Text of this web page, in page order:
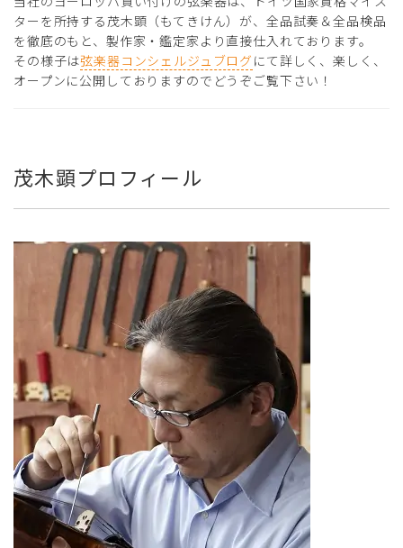
ターを所持する茂木顕（もてきけん）が、全品試奏＆全品検品
を徹底のもと、製作家・鑑定家より直接仕入れております。
その様子は弦楽器コンシェルジュブログ にて詳しく、楽しく、
オープンに公開しておりますのでどうぞご覧下さい！
茂木顕プロフィール